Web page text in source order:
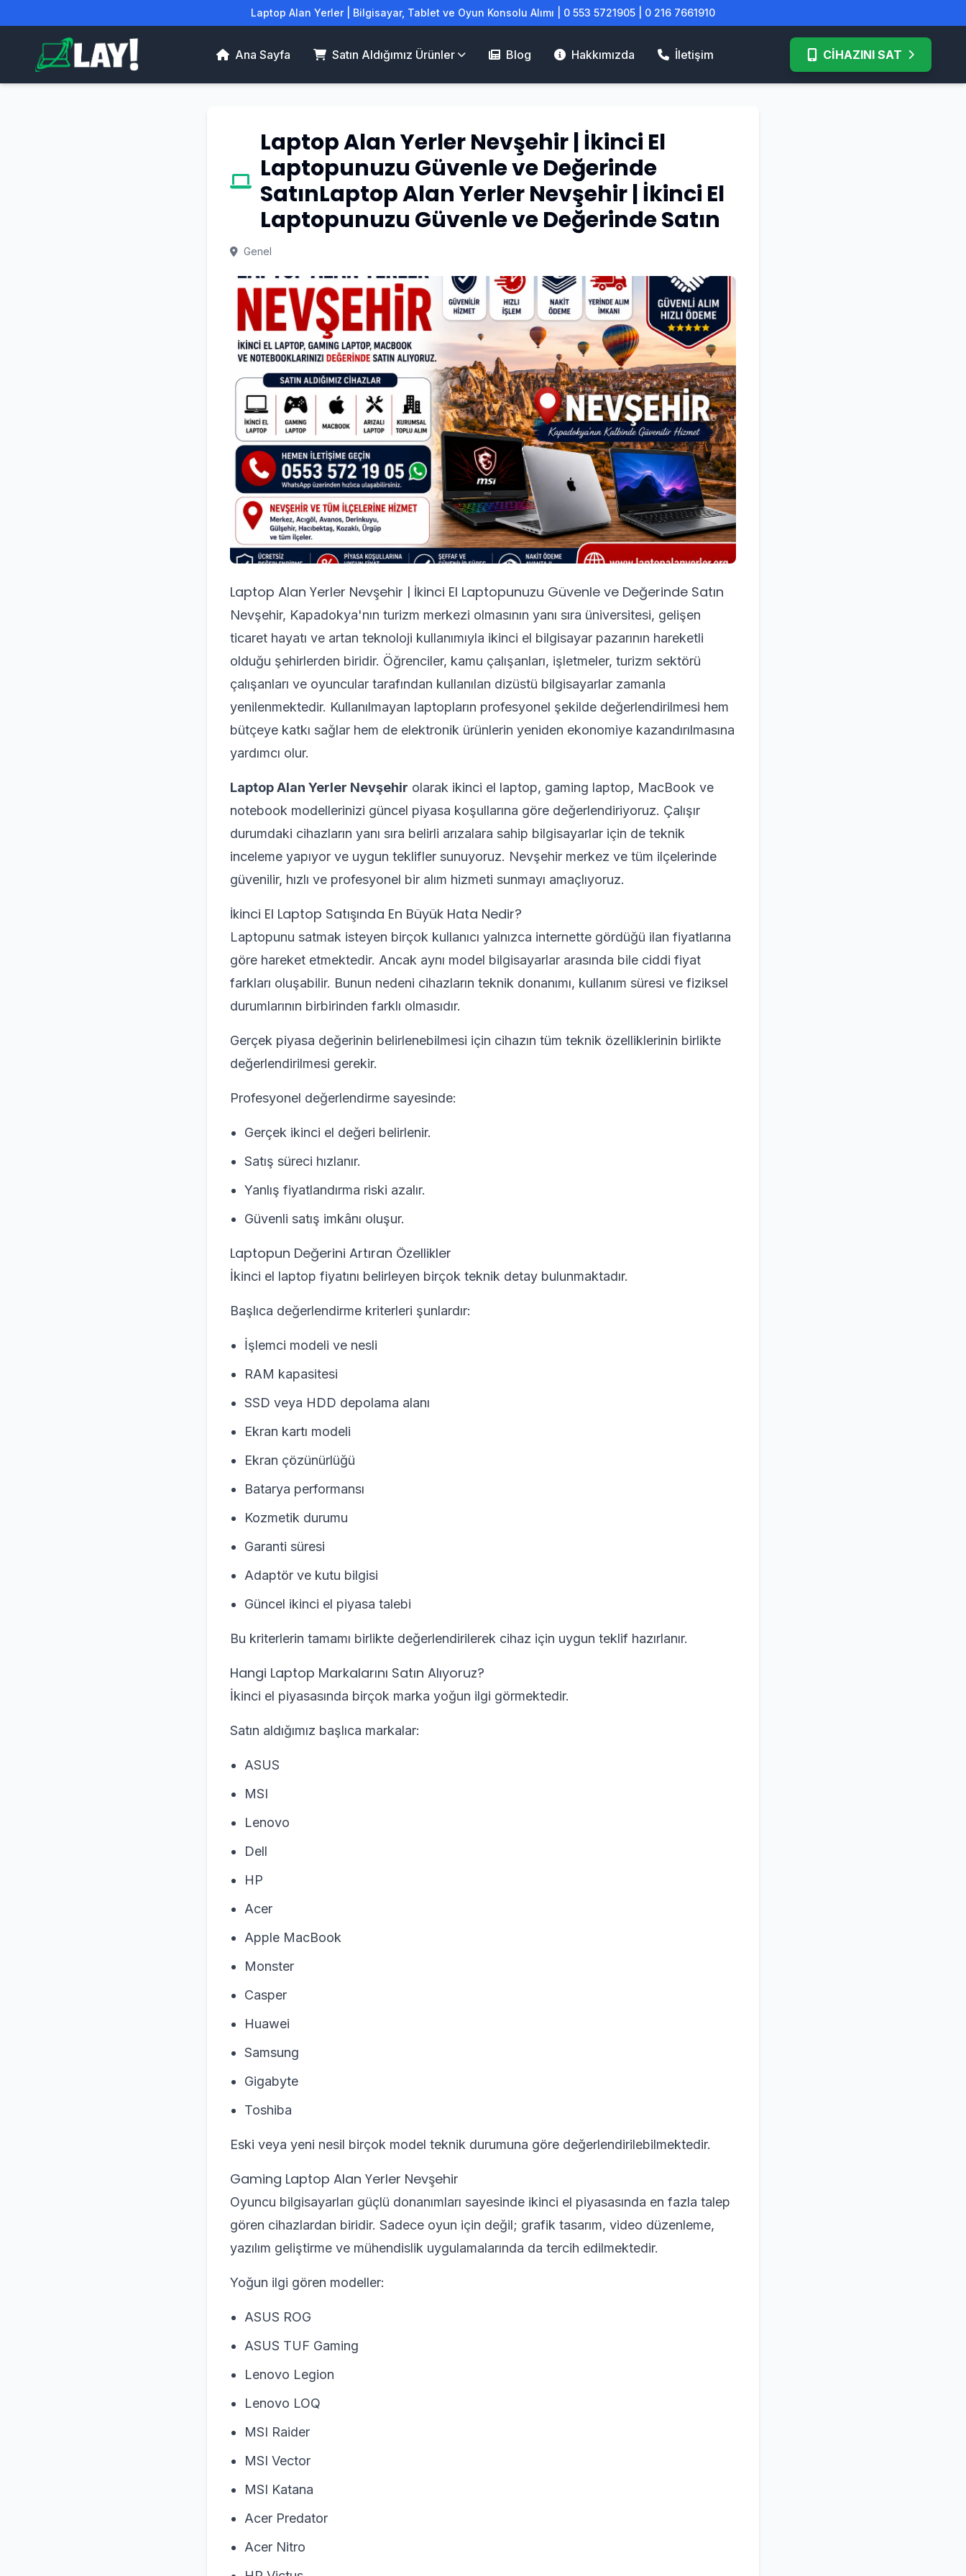
Laptop Alan Yerler | Bilgisayar, Tablet ve Oyun Konsolu Alımı | 0 553 5721905 | 0 216 7661910
Ana Sayfa Satın Aldığımız Ürünler Blog Hakkımızda İletişim CİHAZINI SAT
Laptop Alan Yerler Nevşehir | İkinci El
Laptopunuzu Güvenle ve Değerinde
SatınLaptop Alan Yerler Nevşehir | İkinci El
Laptopunuzu Güvenle ve Değerinde Satın
Genel
Laptop Alan Yerler Nevşehir | İkinci El Laptopunuzu Güvenle ve Değerinde Satın
Nevşehir, Kapadokya'nın turizm merkezi olmasının yanı sıra üniversitesi, gelişen
ticaret hayatı ve artan teknoloji kullanımıyla ikinci el bilgisayar pazarının hareketli
olduğu şehirlerden biridir. Öğrenciler, kamu çalışanları, işletmeler, turizm sektörü
çalışanları ve oyuncular tarafından kullanılan dizüstü bilgisayarlar zamanla
yenilenmektedir. Kullanılmayan laptopların profesyonel şekilde değerlendirilmesi hem
bütçeye katkı sağlar hem de elektronik ürünlerin yeniden ekonomiye kazandırılmasına
yardımcı olur.
Laptop Alan Yerler Nevşehir olarak ikinci el laptop, gaming laptop, MacBook ve
notebook modellerinizi güncel piyasa koşullarına göre değerlendiriyoruz. Çalışır
durumdaki cihazların yanı sıra belirli arızalara sahip bilgisayarlar için de teknik
inceleme yapıyor ve uygun teklifler sunuyoruz. Nevşehir merkez ve tüm ilçelerinde
güvenilir, hızlı ve profesyonel bir alım hizmeti sunmayı amaçlıyoruz.
İkinci El Laptop Satışında En Büyük Hata Nedir?
Laptopunu satmak isteyen birçok kullanıcı yalnızca internette gördüğü ilan fiyatlarına
göre hareket etmektedir. Ancak aynı model bilgisayarlar arasında bile ciddi fiyat
farkları oluşabilir. Bunun nedeni cihazların teknik donanımı, kullanım süresi ve fiziksel
durumlarının birbirinden farklı olmasıdır.
Gerçek piyasa değerinin belirlenebilmesi için cihazın tüm teknik özelliklerinin birlikte
değerlendirilmesi gerekir.
Profesyonel değerlendirme sayesinde:
Gerçek ikinci el değeri belirlenir.
Satış süreci hızlanır.
Yanlış fiyatlandırma riski azalır.
Güvenli satış imkânı oluşur.
Laptopun Değerini Artıran Özellikler
İkinci el laptop fiyatını belirleyen birçok teknik detay bulunmaktadır.
Başlıca değerlendirme kriterleri şunlardır:
İşlemci modeli ve nesli
RAM kapasitesi
SSD veya HDD depolama alanı
Ekran kartı modeli
Ekran çözünürlüğü
Batarya performansı
Kozmetik durumu
Garanti süresi
Adaptör ve kutu bilgisi
Güncel ikinci el piyasa talebi
Bu kriterlerin tamamı birlikte değerlendirilerek cihaz için uygun teklif hazırlanır.
Hangi Laptop Markalarını Satın Alıyoruz?
İkinci el piyasasında birçok marka yoğun ilgi görmektedir.
Satın aldığımız başlıca markalar:
ASUS
MSI
Lenovo
Dell
HP
Acer
Apple MacBook
Monster
Casper
Huawei
Samsung
Gigabyte
Toshiba
Eski veya yeni nesil birçok model teknik durumuna göre değerlendirilebilmektedir.
Gaming Laptop Alan Yerler Nevşehir
Oyuncu bilgisayarları güçlü donanımları sayesinde ikinci el piyasasında en fazla talep
gören cihazlardan biridir. Sadece oyun için değil; grafik tasarım, video düzenleme,
yazılım geliştirme ve mühendislik uygulamalarında da tercih edilmektedir.
Yoğun ilgi gören modeller:
ASUS ROG
ASUS TUF Gaming
Lenovo Legion
Lenovo LOQ
MSI Raider
MSI Vector
MSI Katana
Acer Predator
Acer Nitro